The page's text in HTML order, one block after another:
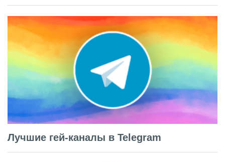
Лучшие гей-каналы в Telegram